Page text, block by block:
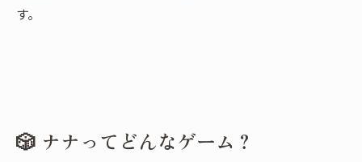
す。
🎲 ナナってどんなゲーム？